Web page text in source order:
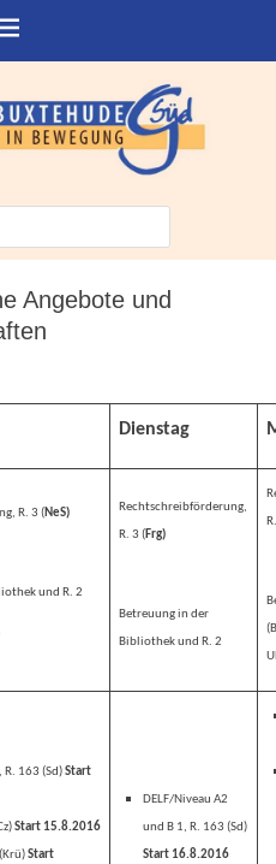
Angebote und
Dienstag
R. 3 (NeS)
und R. 2
Rechtschreibförderung,
R. 3 (Frg)
Betreuung in der
Bibliothek und R. 2
R. 163 (Sd)Start
Start 15.8.2016
Start
DELF/Niveau A2
und B 1, R. 163 (Sd)
Start 16.8.2016